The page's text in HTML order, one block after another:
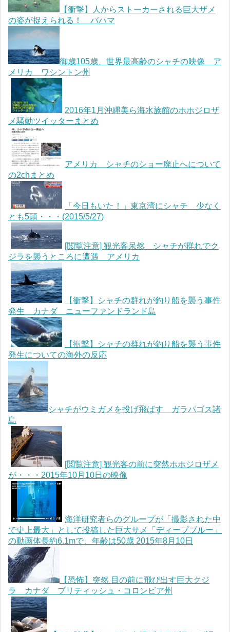
【衝撃】人からストーカーされる巨大ザメ
の姿が捉えられる！ バハマ
御歳105歳、世界最高齢のシャチの映像 ア
メリカ ワシントン州
2016年1月沖縄美ら海水族館のホホジロザ
メ騒動ツイッターまとめ
アメリカ シャチのショー廃止へについて
の2chまとめ
「今日もいた！」東京湾にシャチ 少なく
とも5頭・・・(2015/5/27)
[閲覧注意] 観光客呆然 シャチが群れでク
ジラを襲うところに遭遇 アメリカ
【衝撃】シャチの群れが釣り船を襲う事件
発生 カナダ ニューファンドランド島
【衝撃】シャチの群れが釣り船を襲う事件
発生についての海外の反応
シャチがウミガメを投げ飛ばす ガラパゴス諸
島
[閲覧注意] 観光客の前に突然ホホジロザメ
が・・・2015年10月10日の映像
海洋研究者らのグループが「撮影された中
で史上最大」として投稿した巨大サメ「ディープブルー」
の動画体長約6.1mで、年齢は50歳 2015年8月10日
【恐怖】突然 目の前に飛び出す巨大クジ
ラ カナダ ブリティッシュ・コロンビア州